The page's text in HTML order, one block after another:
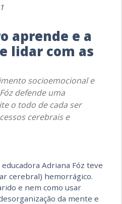
aprende e a
lidar com as
socioemocional e
defende uma
o todo de cada ser
cerebrais e
Adriana Fóz teve
cerebral) hemorrágico.
e nem como usar
da mente e